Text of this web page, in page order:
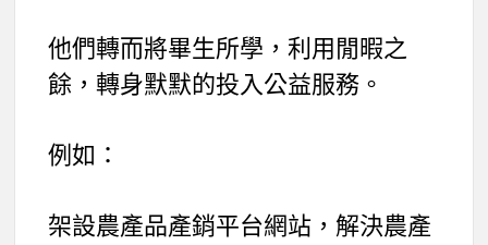
他們轉而將畢生所學，利用閒暇之
餘，轉身默默的投入公益服務。
例如：
架設農產品產銷平台網站，解決農產